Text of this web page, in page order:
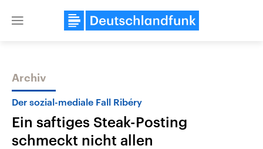
Close
Themen
Archiv
Der sozial-mediale Fall Ribéry
Ein saftiges Steak-Posting
schmeckt nicht allen